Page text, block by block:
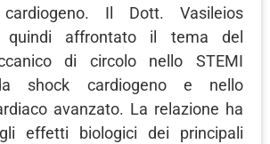
Il Dott. Vasileios
quindi affrontato il tema del
di circolo nello STEMI
shock cardiogeno e nello
avanzato. La relazione ha
effetti biologici dei principali